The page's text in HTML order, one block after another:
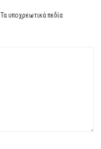
Τα υποχρεωτικά πεδία